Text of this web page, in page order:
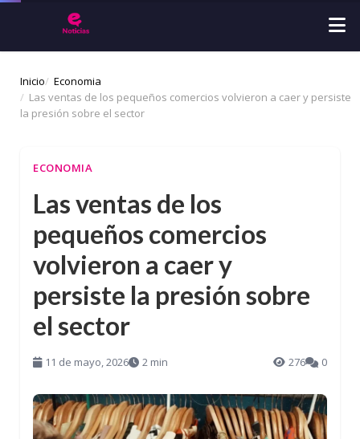
Inicio
Economia
Las ventas de los pequeños comercios volvieron a caer y persiste
la presión sobre el sector
ECONOMIA
Las ventas de los
pequeños comercios
volvieron a caer y
persiste la presión sobre
el sector
11 de mayo, 2026 2 min 276 0